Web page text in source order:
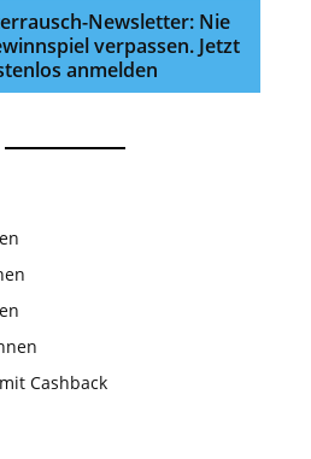
Newsletter: Nie
verpassen. Jetzt
anmelden
Cashback